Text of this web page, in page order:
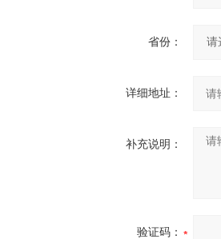
省份：
详细地址：
补充说明：
验证码：